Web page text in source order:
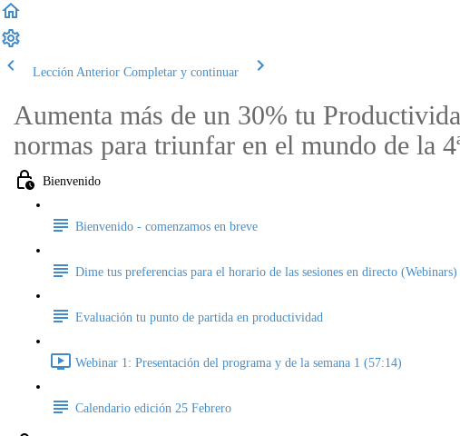
Lección Anterior Completar y continuar
Aumenta más de un 30% tu
normas para triunfar en el mundo de la
Bienvenido
Bienvenido - comenzamos en breve
Dime tus preferencias para el horario de las sesiones en directo (Webinars)
Evaluación tu punto de partida en productividad
Webinar 1: Presentación del programa y de la semana 1 (57:14)
Calendario edición 25 Febrero